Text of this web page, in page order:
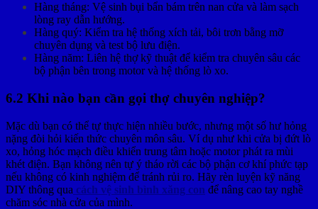
Hàng tháng: Vệ sinh bụi bẩn bám trên nan cửa và làm sạch
lòng ray dẫn hướng.
Hàng quý: Kiểm tra hệ thống xích tải, bôi trơn bằng mỡ
chuyên dụng và test bộ lưu điện.
Hàng năm: Liên hệ thợ kỹ thuật để kiểm tra chuyên sâu các
bộ phận bên trong motor và hệ thống lò xo.
6.2 Khi nào bạn cần gọi thợ chuyên nghiệp?
Mặc dù bạn có thể tự thực hiện nhiều bước, nhưng một số hư hỏng
nặng đòi hỏi kiến thức chuyên môn sâu. Ví dụ như khi cửa bị đứt lò
xo, hỏng hóc mạch điều khiển trung tâm hoặc motor phát ra mùi
khét điện. Bạn không nên tự ý tháo rời các bộ phận cơ khí phức tạp
nếu không có kinh nghiệm để tránh rủi ro. Hãy rèn luyện kỹ năng
DIY thông qua cách vệ sinh bình xăng con để nâng cao tay nghề
chăm sóc nhà cửa của mình.